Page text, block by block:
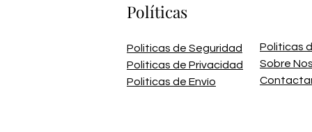
Políticas
Politicas de Seguridad
Politicas de Privacidad
Politicas de Envío
Politicas
Sobre